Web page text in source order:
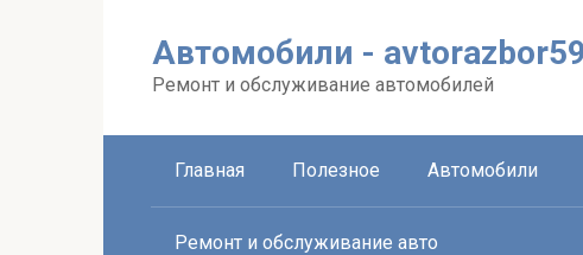
Автомобили -
Ремонт и обслуживание автомобилей
Главная Полезное Автомобили
Ремонт и обслуживание авто